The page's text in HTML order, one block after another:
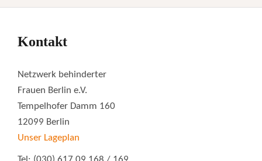
Kontakt
Netzwerk behinderter
Frauen Berlin e.V.
Tempelhofer Damm 160
12099 Berlin
Unser Lageplan